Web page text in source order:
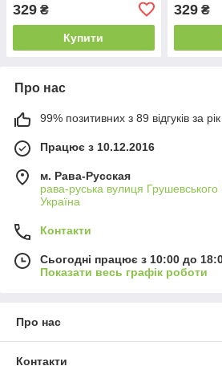
329 ₴
Купити
329₴
Про нас
99% позитивних з 89 відгуків за рік
Працює з 10.12.2016
м. Рава-Русская
рава-руська вулиця Грушевського
Україна
Контакти
Сьогодні працює з 10:00 до
Показати весь графік роботи
Про нас
Контакти